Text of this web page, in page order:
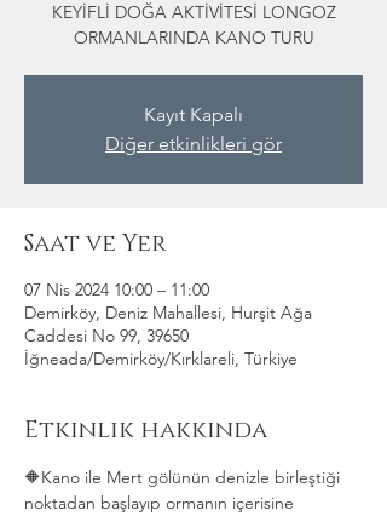
KEYİFLİ DOĞA AKTİVİTESİ LONGOZ
ORMANLARINDA KANO TURU
Kayıt Kapalı
Diğer etkinlikleri gör
Saat ve Yer
07 Nis 2024 10:00 – 11:00
Demirköy, Deniz Mahallesi, Hurşit Ağa
Caddesi No 99, 39650
İğneada/Demirköy/Kırklareli, Türkiye
Etkinlik hakkında
🔶️Kano ile Mert gölünün denizle birleştiği
noktadan başlayıp ormanın içerisine